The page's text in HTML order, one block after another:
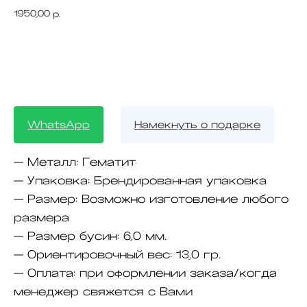
1950,00 р.
WhatsApp Намекнуть о подарке
— Металл: Гематит
— Упаковка: Брендированная упаковка
— Размер: Возможно изготовление любого
размера
— Размер бусин: 6,0 мм.
— Ориентировочный вес: 13,0 гр.
— Оплата: при оформлении заказа/когда
менеджер свяжется с Вами